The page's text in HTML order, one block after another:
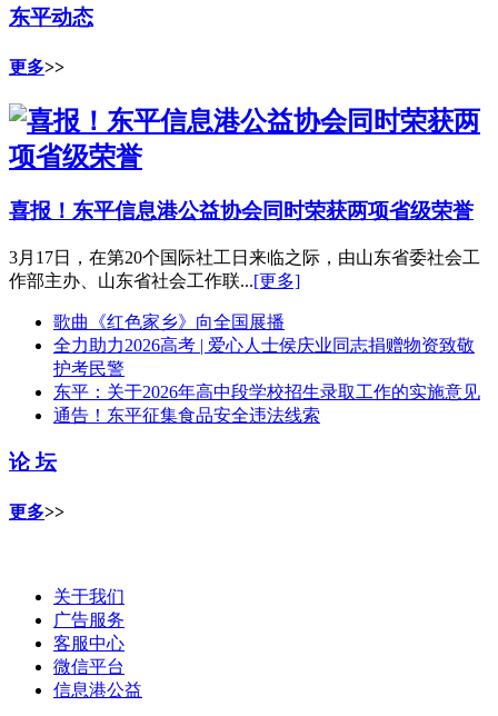
东平动态
更多>>
喜报！东平信息港公益协会同时荣获两项省级荣誉
3月17日，在第20个国际社工日来临之际，由山东省委社会工
作部主办、山东省社会工作联...[更多]
歌曲《红色家乡》向全国展播
全力助力2026高考 | 爱心人士侯庆业同志捐赠物资致敬
护考民警
东平：关于2026年高中段学校招生录取工作的实施意见
通告！东平征集食品安全违法线索
论 坛
更多>>
关于我们
广告服务
客服中心
微信平台
信息港公益